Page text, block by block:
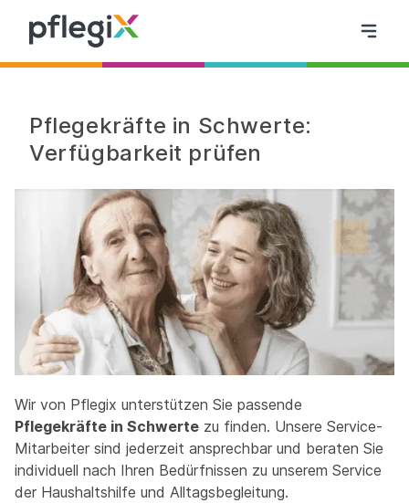
Pflegekräfte in Schwerte:
Verfügbarkeit prüfen
Wir von Pflegix unterstützen Sie passende
Pflegekräfte in Schwerte zu finden. Unsere Service-
Mitarbeiter sind jederzeit ansprechbar und beraten Sie
individuell nach Ihren Bedürfnissen zu unserem Service
der Haushaltshilfe und Alltagsbegleitung.